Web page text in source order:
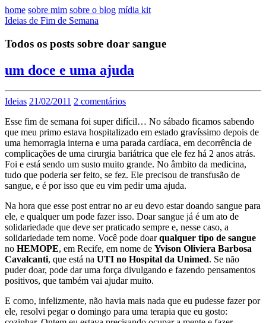
home sobre mim sobre o blog mídia kit
Ideias de Fim de Semana
Todos os posts sobre doar sangue
um doce e uma ajuda
Ideias 21/02/2011 2 comentários
Esse fim de semana foi super difícil… No sábado ficamos sabendo
que meu primo estava hospitalizado em estado gravíssimo depois de
uma hemorragia interna e uma parada cardíaca, em decorrência de
complicações de uma cirurgia bariátrica que ele fez há 2 anos atrás.
Foi e está sendo um susto muito grande. No âmbito da medicina,
tudo que poderia ser feito, se fez. Ele precisou de transfusão de
sangue, e é por isso que eu vim pedir uma ajuda.
Na hora que esse post entrar no ar eu devo estar doando sangue para
ele, e qualquer um pode fazer isso. Doar sangue já é um ato de
solidariedade que deve ser praticado sempre e, nesse caso, a
solidariedade tem nome. Você pode doarqualquer tipo de sangue
no HEMOPE, em Recife, em nome de Yvison Oliviera Barbosa
Cavalcanti, que está na UTI no Hospital da Unimed. Se não
puder doar, pode dar uma força divulgando e fazendo pensamentos
positivos, que também vai ajudar muito.
E como, infelizmente, não havia mais nada que eu pudesse fazer por
ele, resolvi pegar o domingo para uma terapia que eu gosto: